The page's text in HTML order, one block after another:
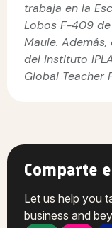
trabaja en la
Lobos F-409 de
Maule.
del Instituto
Global Teacher
Comparte
Let us help you
business and